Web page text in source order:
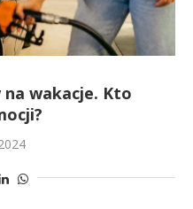
na wakacje. Kto